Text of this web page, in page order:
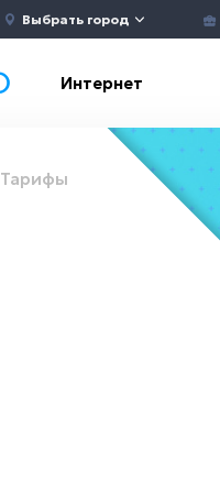
Выбрать город
Интернет
Тарифы